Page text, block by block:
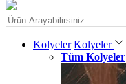
Kolyeler Kolyeler
Tüm Kolyeler